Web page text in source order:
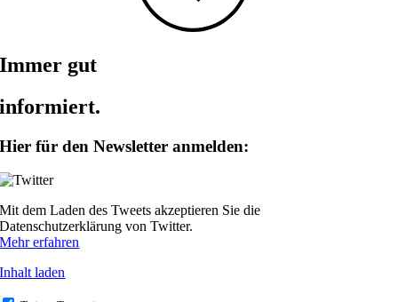
Immer gut
informiert.
Hier für den Newsletter anmelden:
Mit dem Laden des Tweets akzeptieren Sie die
Datenschutzerklärung von Twitter.
Mehr erfahren
Inhalt laden